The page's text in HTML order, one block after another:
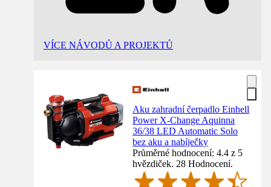
VÍCE NÁVODŮ A PROJEKTŮ
Aku zahradní čerpadlo Einhell
Power X-Change Aquinna
36/38 LED Automatic Solo
bez aku a nabíječky
Průměrné hodnocení: 4.4 z 5
hvězdiček. 28 Hodnocení.